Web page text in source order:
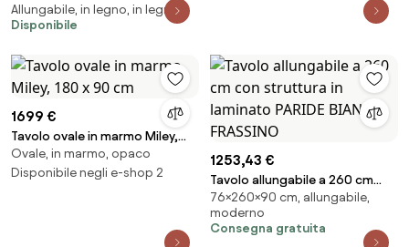
Opaco - CLASSICO TAVOLO DA
CUCINA/SALONE ESTENDIBILE
Allungabile, in legno, in legno
Disponibile
1699 €
Tavolo ovale in marmo Miley,
180 x 90 cm
Ovale, in marmo, opaco
Disponibile negli e-shop 2
1253,43 €
Tavolo allungabile a 260 cm
con struttura in laminato
PARIDE BIANCO FRASSINO
76×260×90 cm, allungabile,
moderno
Consegna gratuita